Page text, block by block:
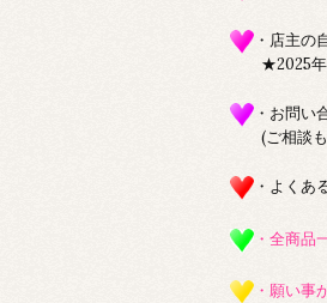
・店主の
★2025年
・お問い
(ご相談も
・よくあ
・全商品
・願い事